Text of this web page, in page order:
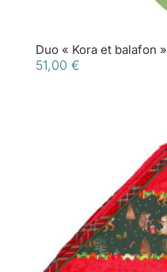
Duo « Kora et balafon »
51,00 €